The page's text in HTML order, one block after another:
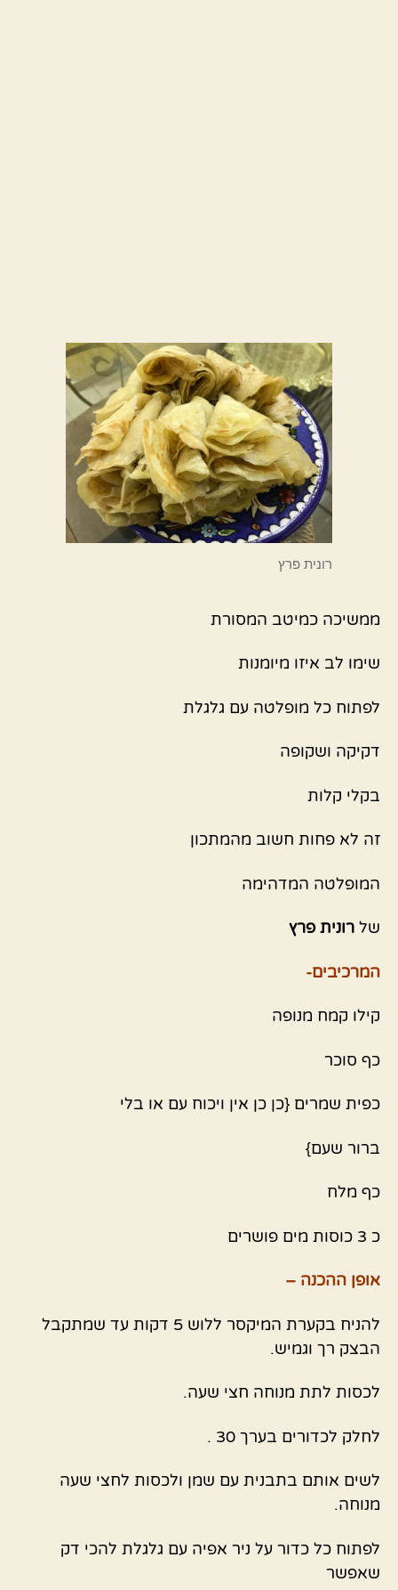
רונית פרץ
ממשיכה כמיטב המסורת
שימו לב איזו מיומנות
לפתוח כל מופלטה עם גלגלת
דקיקה ושקופה
בקלי קלות
זה לא פחות חשוב מהמתכון
המופלטה המדהימה
של רונית פרץ
המרכיבים-
קילו קמח מנופה
כף סוכר
כפית שמרים {כן כן אין ויכוח עם או בלי
ברור שעם}
כף מלח
כ 3 כוסות מים פושרים
אופן ההכנה –
להניח בקערת המיקסר ללוש 5 דקות עד שמתקבל
הבצק רך וגמיש.
לכסות לתת מנוחה חצי שעה.
לחלק לכדורים בערך 30 .
לשים אותם בתבנית עם שמן ולכסות לחצי שעה
מנוחה.
לפתוח כל כדור על ניר אפיה עם גלגלת להכי דק
שאפשר